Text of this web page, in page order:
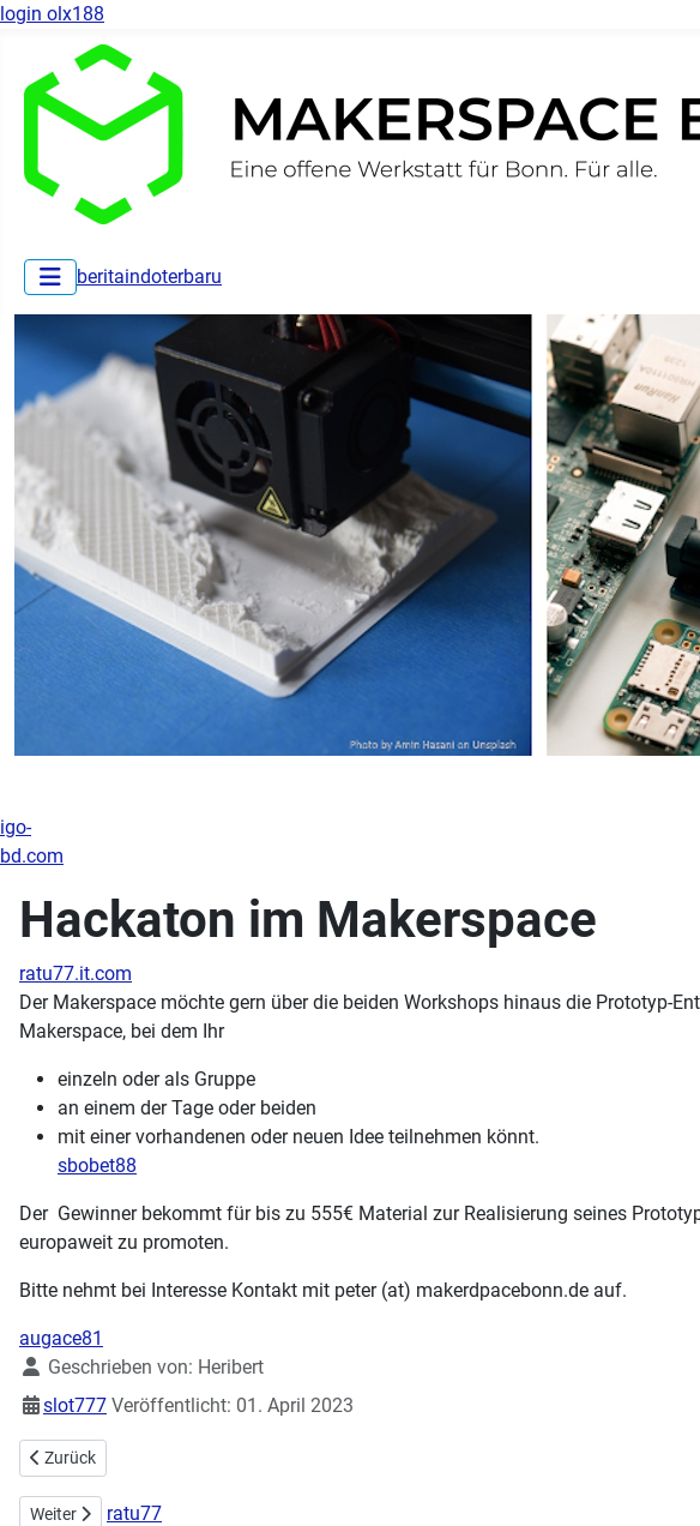
login olx188
beritaindoterbaru
igo-
bd.com
Hackaton im Makerspace
ratu77.it.com
Der Makerspace möchte gern über die beiden Workshops hinaus die Prototyp-
Makerspace, bei dem Ihr
einzeln oder als Gruppe
an einem der Tage oder beiden
mit einer vorhandenen oder neuen Idee teilnehmen könnt.
sbobet88
Der Gewinner bekommt für bis zu 555€ Material zur Realisierung seines
europaweit zu promoten.
Bitte nehmt bei Interesse Kontakt mit peter (at) makerdpacebonn.de auf.
augace81
DetailsGeschrieben von: Heribert
slot777 Veröffentlicht: 01. April 2023
Vorheriger Beitrag: Makerspace hilft bei historischer Rechenmaschine
Zurück
Nächster Beitrag: 2. IoT Workshop erfolgreich beeendet
Weiter ratu77